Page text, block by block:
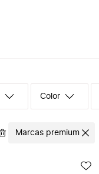
Color
Marcas premium